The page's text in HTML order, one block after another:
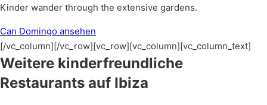
Kinder wander through the extensive gardens.
Can Domingo ansehen
[/vc_column][/vc_row][vc_row][vc_column][vc_column_text]
Weitere kinderfreundliche
Restaurants auf Ibiza